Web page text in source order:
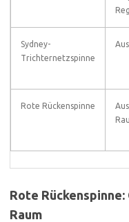
Sydney-
Trichternetzspinne
Rote Rückenspinne
Rote
Raum